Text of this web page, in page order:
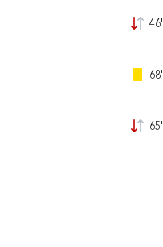
46'
68'
65'